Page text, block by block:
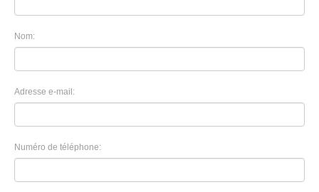
Nom:
Adresse e-mail:
Numéro de téléphone: